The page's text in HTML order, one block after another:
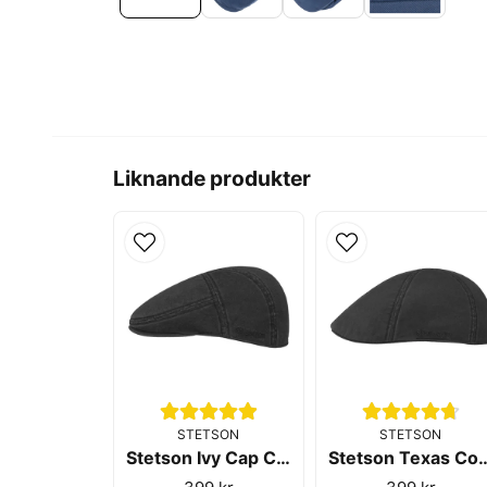
Liknande produkter
STETSON
Stetson Ivy Cap Cotton Black
STETSON
Stetson